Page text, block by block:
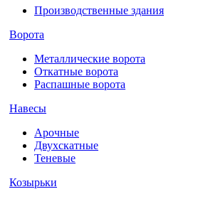
Производственные здания
Ворота
Металлические ворота
Откатные ворота
Распашные ворота
Навесы
Арочные
Двухскатные
Теневые
Козырьки